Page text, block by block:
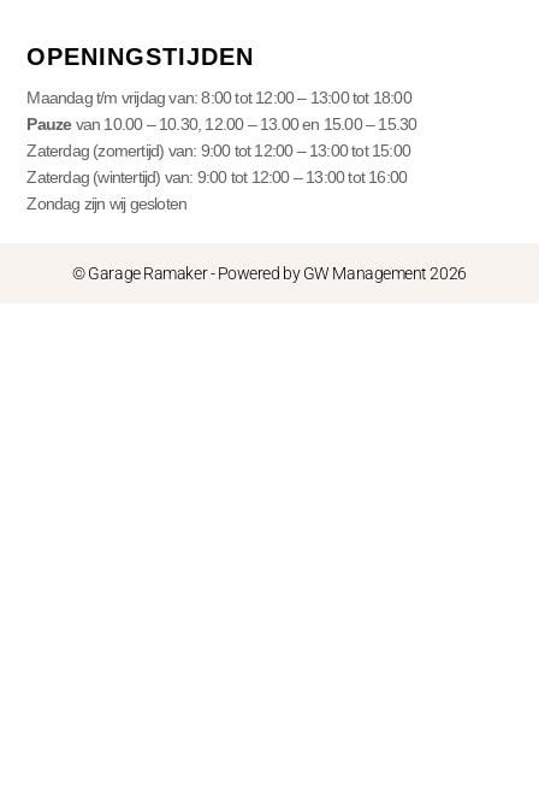
OPENINGSTIJDEN
Maandag t/m vrijdag van: 8:00 tot 12:00 – 13:00 tot 18:00
Pauzevan 10.00 – 10.30, 12.00 – 13.00 en 15.00 – 15.30
Zaterdag (zomertijd) van: 9:00 tot 12:00 – 13:00 tot 15:00
Zaterdag (wintertijd) van: 9:00 tot 12:00 – 13:00 tot 16:00
Zondag zijn wij gesloten
© Garage Ramaker - Powered by GW Management 2026